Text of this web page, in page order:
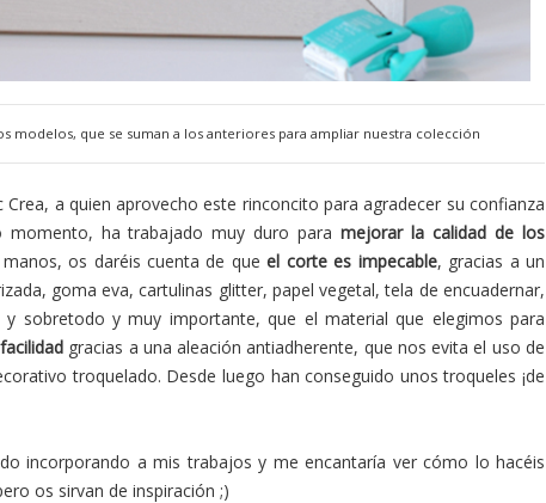
modelos, que se suman a los anteriores para ampliar nuestra colección
a quien aprovecho este rinconcito para agradecer su confianza
momento, ha trabajado muy duro paramejorar la calidad de los
os daréis cuenta de queel corte es impecable, gracias a un
goma eva, cartulinas glitter, papel vegetal, tela de encuadernar,
y sobretodo y muy importante, que el material que elegimos para
gracias a una aleación antiadherente, que nos evita el uso de
troquelado. Desde luego han conseguido unos troqueles ¡de
incorporando a mis trabajos y me encantaría ver cómo lo hacéis
os sirvan de inspiración ;)